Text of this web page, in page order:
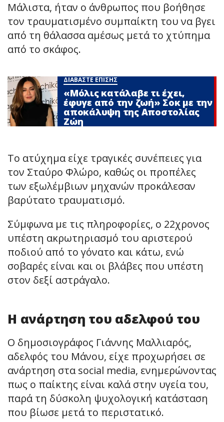
Μάλιστα, ήταν ο άνθρωπος που βοήθησε
τον τραυματισμένο συμπαίκτη του να βγει
από τη θάλασσα αμέσως μετά το χτύπημα
από το σκάφος.
ΔΙΑΒΑΣΤΕ ΕΠΙΣΗΣ
«Μόλις κατάλαβε τι έχει,
έφυγε από την ζωή» Σoκ με την
αποκάλυψη της Αποστολίας
Ζώη
Το ατύχημα είχε τραγικές συνέπειες για
τον Σταύρο Φλώρο, καθώς οι προπέλες
των εξωλέμβιων μηχανών προκάλεσαν
βαρύτατο τραυματισμό.
Σύμφωνα με τις πληροφορίες, ο 22χρονος
υπέστη ακρωτηριασμό του αριστερού
ποδιού από το γόνατο και κάτω, ενώ
σοβαρές είναι και οι βλάβες που υπέστη
στον δεξί αστράγαλο.
Η ανάρτηση του αδελφού του
Ο δημοσιογράφος Γιάννης Μαλλιαρός,
αδελφός του Μάνου, είχε προχωρήσει σε
ανάρτηση στα social media, ενημερώνοντας
πως ο παίκτης είναι καλά στην υγεία του,
παρά τη δύσκολη ψυχολογική κατάσταση
που βίωσε μετά το περιστατικό.